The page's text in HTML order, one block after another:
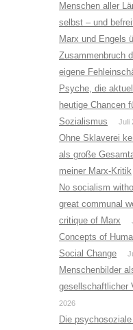
Menschen aller
selbst – und
Marx und Engels
Zusammenbruch
eigene
Psyche, die
heutige Chancen
Sozialismus
Juli
Ohne Sklaverei
als große
meiner Marx-Kritik
No socialism
great communal
critique of Marx
Concepts of
Social Change
Menschenbilder
gesellschaftlicher
2026
Die